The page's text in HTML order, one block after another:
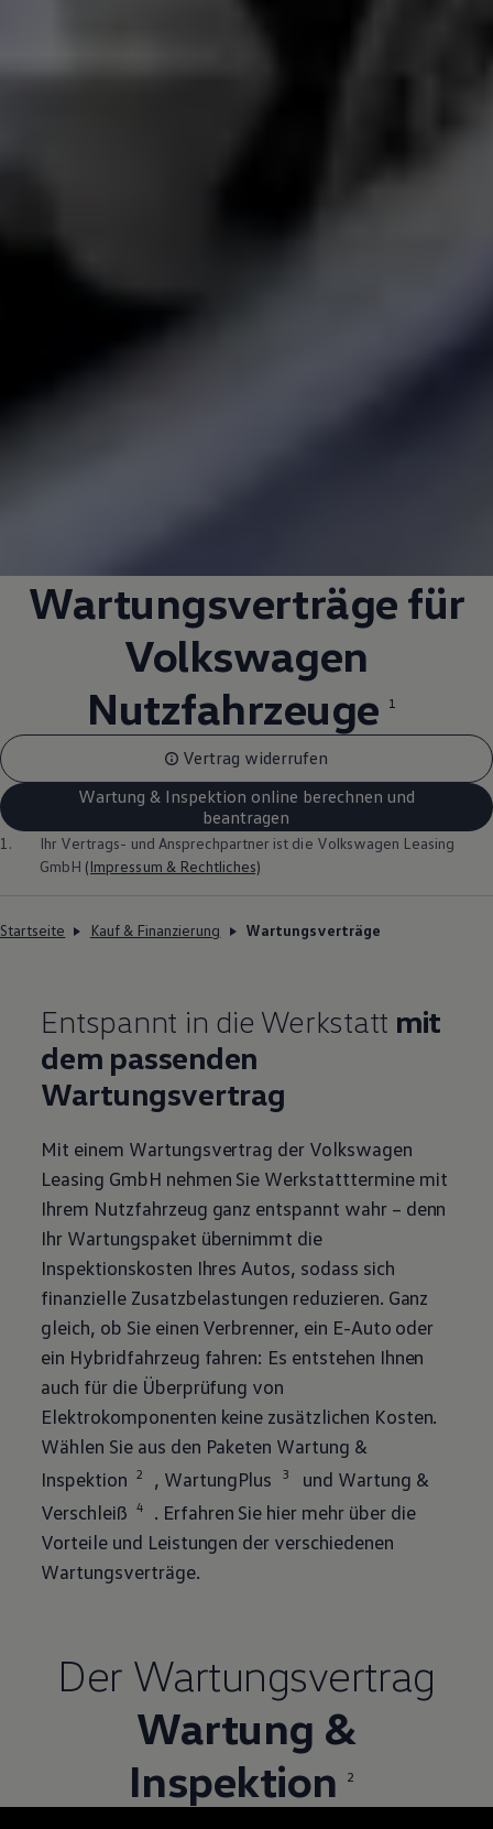
Wartungsverträge für
Volkswagen
Nutzfahrzeuge
1
Vertrag widerrufen
Wartung & Inspektion online berechnen und
beantragen
1. Ihr Vertrags- und Ansprechpartner ist die Volkswagen Leasing
GmbH (Impressum & Rechtliches)
Startseite Kauf & Finanzierung Wartungsverträge
Entspannt in die Werkstatt mit
dem passenden
Wartungsvertrag
Mit einem Wartungsvertrag der Volkswagen
Leasing GmbH nehmen Sie Werkstatttermine mit
Ihrem Nutzfahrzeug ganz entspannt wahr – denn
Ihr Wartungspaket übernimmt die
Inspektionskosten Ihres Autos, sodass sich
finanzielle Zusatzbelastungen reduzieren. Ganz
gleich, ob Sie einen Verbrenner, ein E-Auto oder
ein Hybridfahrzeug fahren: Es entstehen Ihnen
auch für die Überprüfung von
Elektrokomponenten keine zusätzlichen Kosten.
Wählen Sie aus den Paketen Wartung &
Inspektion
2 , WartungPlus 3
und Wartung &
Verschleiß
4
. Erfahren Sie hier mehr über die
Vorteile und Leistungen der verschiedenen
Wartungsverträge.
Der Wartungsvertrag
Wartung &
Inspektion
2